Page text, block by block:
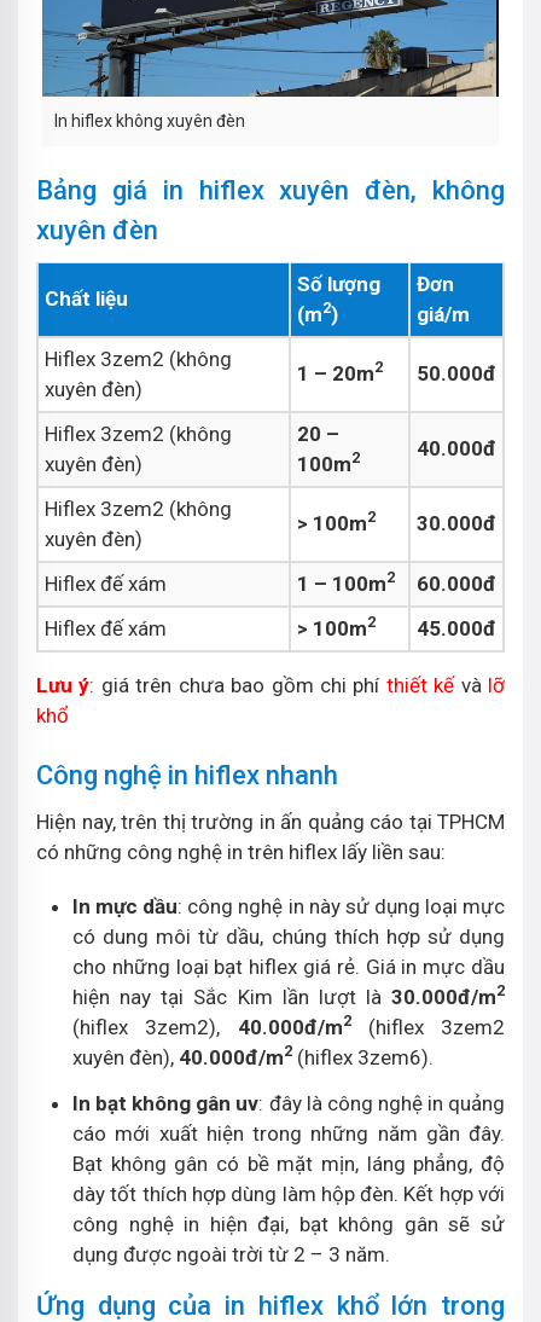
In hiflex không xuyên đèn
Bảng giá in hiflex xuyên đèn, không
xuyên đèn
Chất liệu
Số lượng
(m2)
Đơn
giá/m
Hiflex 3zem2 (không
xuyên đèn)
1 – 20m2 50.000đ
Hiflex 3zem2 (không
xuyên đèn)
20 –
100m2 40.000đ
Hiflex 3zem2 (không
xuyên đèn)
> 100m2 30.000đ
Hiflex đế xám 1 – 100m2
60.000đ
Hiflex đế xám
> 100m2 45.000đ
Lưu ý: giá trên chưa bao gồm chi phí thiết kếvà lỡ
khổ
Công nghệ in hiflex nhanh
Hiện nay, trên thị trường in ấn quảng cáo tại TPHCM
có những công nghệ in trên hiflex lấy liền sau:
In mực dầu: công nghệ in này sử dụng loại mực
có dung môi từ dầu, chúng thích hợp sử dụng
cho những loại bạt hiflex giá rẻ. Giá in mực dầu
hiện nay tại Sắc Kim lần lượt là 30.000đ/m2
(hiflex 3zem2), 40.000đ/m2(hiflex 3zem2
xuyên đèn), 40.000đ/m2 (hiflex 3zem6).
In bạt không gân uv: đây là công nghệ in quảng
cáo mới xuất hiện trong những năm gần đây.
Bạt không gân có bề mặt mịn, láng phẳng, độ
dày tốt thích hợp dùng làm hộp đèn. Kết hợp với
công nghệ in hiện đại, bạt không gân sẽ sử
dụng được ngoài trời từ 2 – 3 năm.
Ứng dụng của in hiflex khổ lớn trong